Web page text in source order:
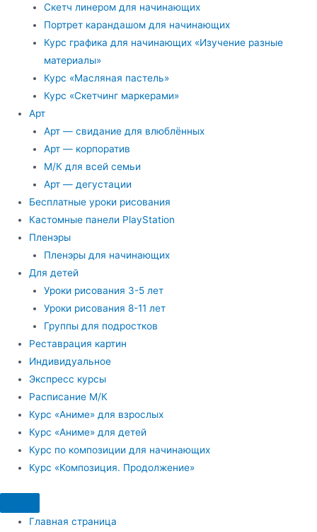
Скетч линером для начинающих
Портрет карандашом для начинающих
Курс графика для начинающих «Изучение разные
материалы»
Курс «Масляная пастель»
Курс «Скетчинг маркерами»
Арт
Арт — свидание для влюблённых
Арт — корпоратив
М/К для всей семьи
Арт — дегустации
Бесплатные уроки рисования
Кастомные панели PlayStation
Пленэры
Пленэры для начинающих
Для детей
Уроки рисования 3-5 лет
Уроки рисования 8-11 лет
Группы для подростков
Реставрация картин
Индивидуальное
Экспресс курсы
Расписание М/К
Курс «Аниме» для взрослых
Курс «Аниме» для детей
Курс по композиции для начинающих
Курс «Композиция. Продолжение»
Главная страница